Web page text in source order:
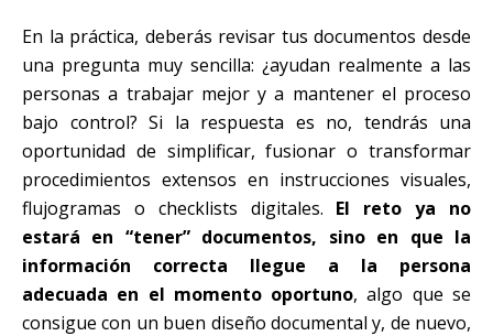
En la práctica, deberás revisar tus documentos desde
una pregunta muy sencilla: ¿ayudan realmente a las
personas a trabajar mejor y a mantener el proceso
bajo control? Si la respuesta es no, tendrás una
oportunidad de simplificar, fusionar o transformar
procedimientos extensos en instrucciones visuales,
flujogramas o checklists digitales. El reto ya no
estará en “tener” documentos, sino en que la
información correcta llegue a la persona
adecuada en el momento oportuno, algo que se
consigue con un buen diseño documental y, de nuevo,